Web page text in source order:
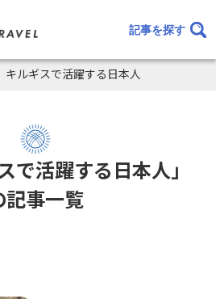
記事を探す
キルギスで活躍する日本人
で活躍する日本人」
記事一覧